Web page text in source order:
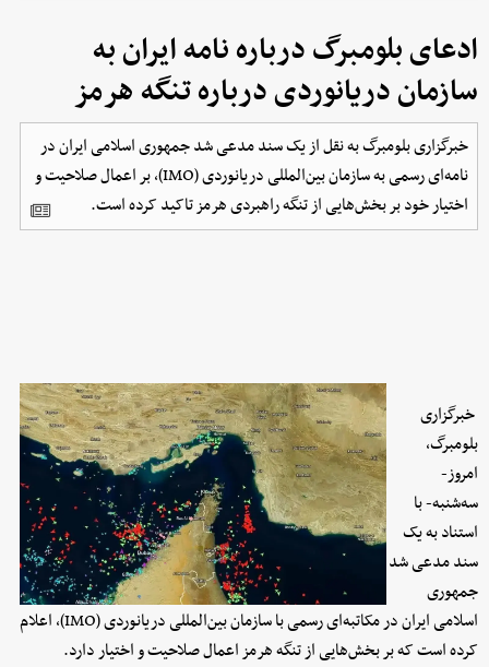
ادعای بلومبرگ درباره نامه ایران به
سازمان دریانوردی درباره تنگه هرمز
خبرگزاری بلومبرگ به نقل از یک سند مدعی شد جمهوری اسلامی ایران در
نامه‌ای رسمی به سازمان بین‌المللی دریانوردی (IMO)، بر اعمال صلاحیت و
اختیار خود بر بخش‌هایی از تنگه راهبردی هرمز تاکید کرده است.
خبرگزاری
بلومبرگ،
امروز-
سه‌شنبه- با
استناد به یک
سند مدعی شد
جمهوری
اسلامی ایران در مکاتبه‌ای رسمی با سازمان بین‌المللی دریانوردی (IMO)، اعلام
کرده است که بر بخش‌هایی از تنگه هرمز اعمال صلاحیت و اختیار دارد.